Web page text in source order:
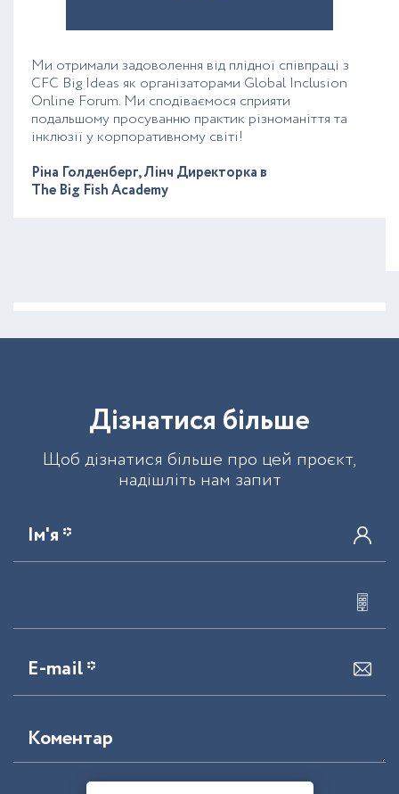
Ми отримали задоволення від плідної співпраці з
CFC Big Ideas як організаторами Global Inclusion
Online Forum. Ми сподіваємося сприяти
подальшому просуванню практик різноманіття та
інклюзії у корпоративному світі!
Ріна Голденберг, Лінч Директорка в
The Big Fish Academy
Дізнатися більше
Щоб дізнатися більше про цей проєкт,
надішліть нам запит
Ім'я *
E-mail *
Коментар